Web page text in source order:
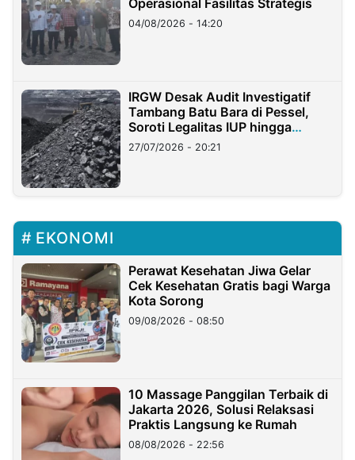
04/08/2026 - 14:20
IRGW Desak Audit Investigatif
Tambang Batu Bara di Pessel,
Soroti Legalitas IUP hingga
Stockpile
27/07/2026 - 20:21
EKONOMI
Perawat Kesehatan Jiwa Gelar
Cek Kesehatan Gratis bagi Warga
Kota Sorong
09/08/2026 - 08:50
10 Massage Panggilan Terbaik di
Jakarta 2026, Solusi Relaksasi
Praktis Langsung ke Rumah
08/08/2026 - 22:56